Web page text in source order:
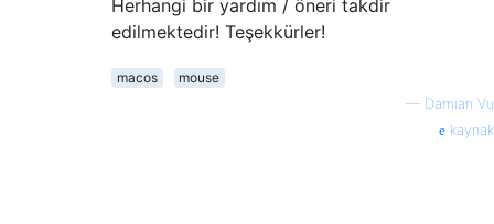
Herhangi bir yardım / öneri takdir
edilmektedir! Teşekkürler!
macos
mouse
— Damian Vu
kaynak